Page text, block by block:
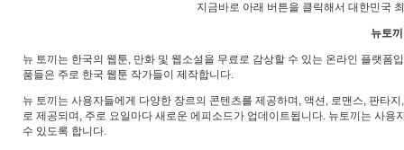
지금바로 아래 버튼을 클릭해서 대한민국
뉴토
뉴 토끼는 한국의 웹툰, 만화 및 웹소설을 무료로 감상할 수 있는 온라인 플랫
품들은 주로 한국 웹툰 작가들이 제작합니다.
뉴 토끼는 사용자들에게 다양한 장르의 콘텐츠를 제공하며, 액션, 로맨스, 판타
로 제공되며, 주로 요일마다 새로운 에피소드가 업데이트됩니다. 뉴토끼는 사
수 있도록 합니다.